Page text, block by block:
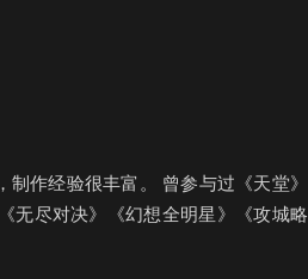
作经验很丰富。 曾参与过《天堂》
无尽对决》《幻想全明星》《攻城略